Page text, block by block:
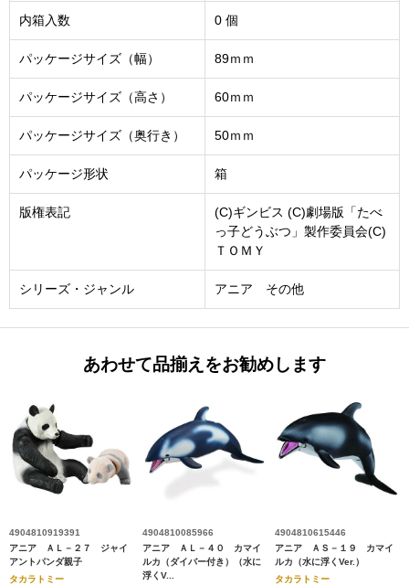
内箱入数 0 個
パッケージサイズ（幅） 89ｍｍ
パッケージサイズ（高さ） 60ｍｍ
パッケージサイズ（奥行き） 50ｍｍ
パッケージ形状 箱
版権表記
(C)ギンビス (C)劇場版「たべ
っ子どうぶつ」製作委員会(C)
ＴＯＭＹ
シリーズ・ジャンル アニア その他
あわせて品揃えをお勧めします
4904810919391
アニア ＡＬ－２７ ジャイ
アントパンダ親子
タカラトミー
4904810085966
アニア ＡＬ－４０ カマイ
ルカ（ダイバー付き）（水に
浮くV...
4904810615446
アニア ＡＳ－１９ カマイ
ルカ（水に浮くVer.）
タカラトミー